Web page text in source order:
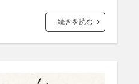
続きを読む